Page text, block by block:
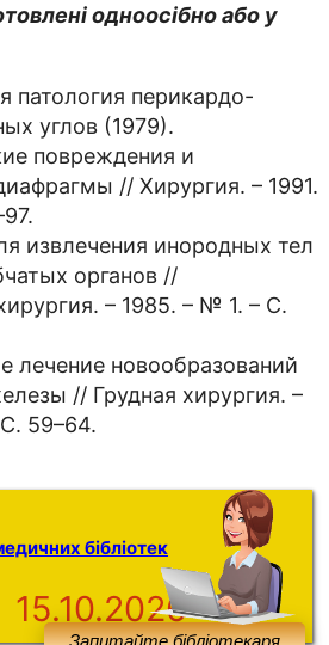
одноосібно або у
патология перикардо-
углов (1979).
повреждения и
// Хирургия. – 1991.
извлечения инородных тел
органов //
– 1985. – № 1. – С.
лечение новообразований
// Грудная хирургия. –
59–64.
бібліотек
15.10.2026